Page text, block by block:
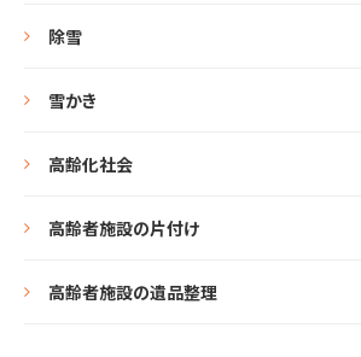
除雪
雪かき
高齢化社会
高齢者施設の片付け
高齢者施設の遺品整理